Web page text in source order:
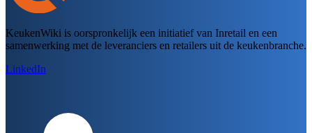
KeukenWiki is oorspronkelijk een initiatief van Inretail en een
samenwerking met de leveranciers en retailers uit de keukenbranche.
LinkedIn